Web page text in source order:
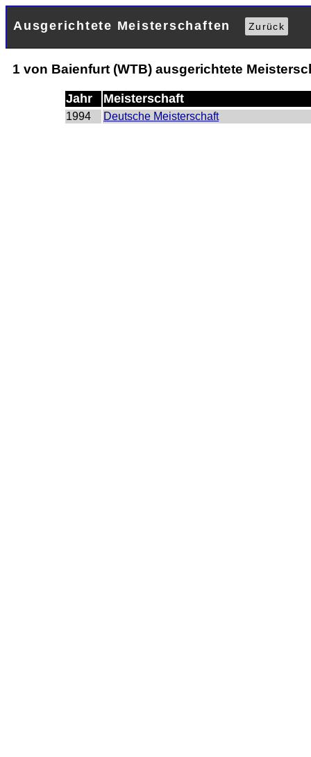
Ausgerichtete Meisterschaften Zurück
1 von Baienfurt (WTB) ausgerichtete
Jahr Meisterschaft
1994 Deutsche Meisterschaft